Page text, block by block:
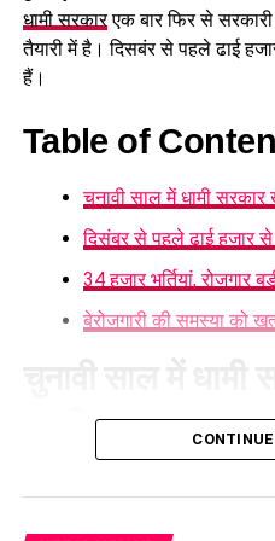
सरकार का उद्देश्य
को सामने लाना
धामी सरकारएक बार फिर से सरकारी
तैयारी में है। दिसबंर से पहले ढाई
हैं।
Table of
चुनावी साल में धामी सरकार
दिसंबर से पहले ढाई हजार से
34 हजार भर्तियां, रोजगार
बेरोजगारी की समस्या को
का पिटारा
2500 नए पदों पर भर्ती प्रक्रिया